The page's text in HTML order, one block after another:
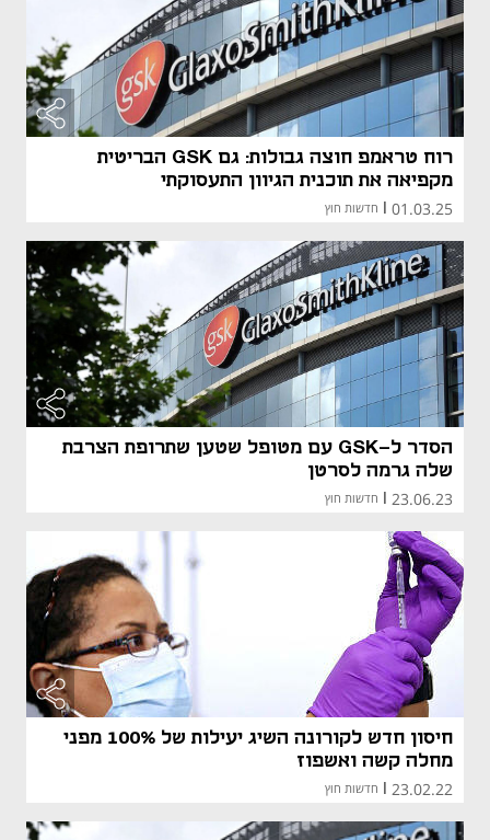
רוח טראמפ חוצה גבולות: גם GSK הבריטית
מקפיאה את תוכנית הגיוון התעסוקתי
01.03.25 חדשות חוץ
הסדר ל-GSK עם מטופל שטען שתרופת הצרבת
שלה גרמה לסרטן
23.06.23 חדשות חוץ
חיסון חדש לקורונה השיג יעילות של 100% מפני
מחלה קשה ואשפוז
23.02.22 חדשות חוץ